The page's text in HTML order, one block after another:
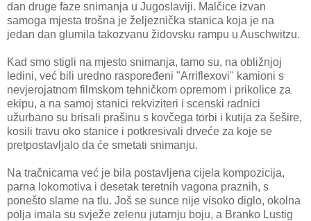
dan druge faze snimanja u Jugoslaviji. Malčice izvan
samoga mjesta trošna je željeznička stanica koja je na
jedan dan glumila takozvanu židovsku rampu u Auschwitzu.
Kad smo stigli na mjesto snimanja, tamo su, na obližnjoj
ledini, već bili uredno raspoređeni "Arriflexovi" kamioni s
nevjerojatnom filmskom tehničkom opremom i prikolice za
ekipu, a na samoj stanici rekviziteri i scenski radnici
užurbano su brisali prašinu s kovčega torbi i kutija za šešire,
kosili travu oko stanice i potkresivali drveće za koje se
pretpostavljalo da će smetati snimanju.
Na tračnicama već je bila postavljena cijela kompozicija,
parna lokomotiva i desetak teretnih vagona praznih, s
ponešto slame na tlu. Još se sunce nije visoko diglo, okolna
polja imala su svježe zelenu jutarnju boju, a Branko Lustig